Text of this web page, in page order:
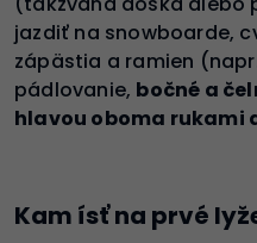
jazdiť na snowboarde,
zápästia a ramien
pádlovanie, bočné a
hlavou oboma rukami
Kam ísť na prvé